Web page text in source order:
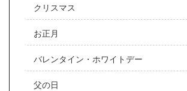
クリスマス
お正月
バレンタイン・ホワイトデー
父の日